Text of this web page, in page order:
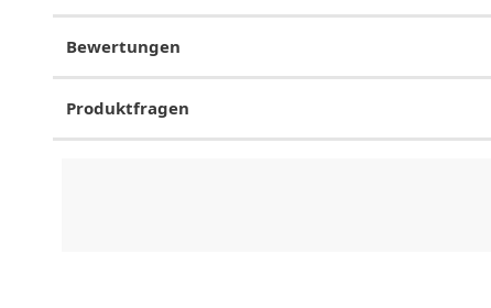
Bewertungen
Produktfragen